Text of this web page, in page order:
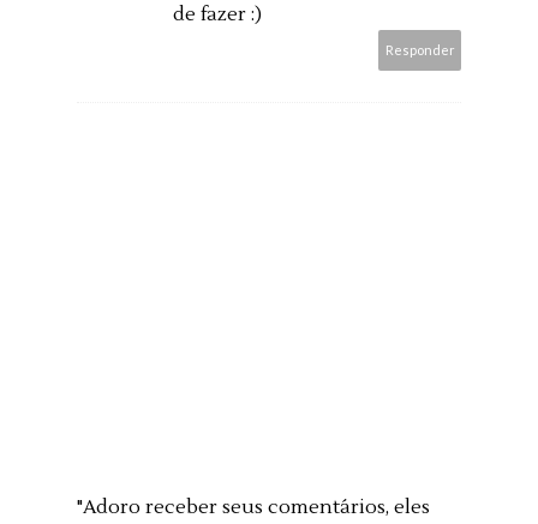
de fazer :)
Responder
"Adoro receber seus comentários, eles